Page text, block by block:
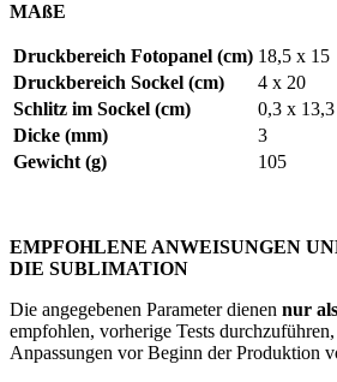
MAßE
Druckbereich Fotopanel (cm) 18,5 x 15
Druckbereich Sockel (cm)
4 x 20
Schlitz im Sockel (cm)
0,3 x 13,3
Dicke (mm)
3
Gewicht (g)
105
EMPFOHLENE ANWEISUNGEN
DIE SUBLIMATION
Die angegebenen Parameter dienen nur
empfohlen, vorherige Tests
Anpassungen vor Beginn der Produktion